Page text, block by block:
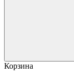
Корзина